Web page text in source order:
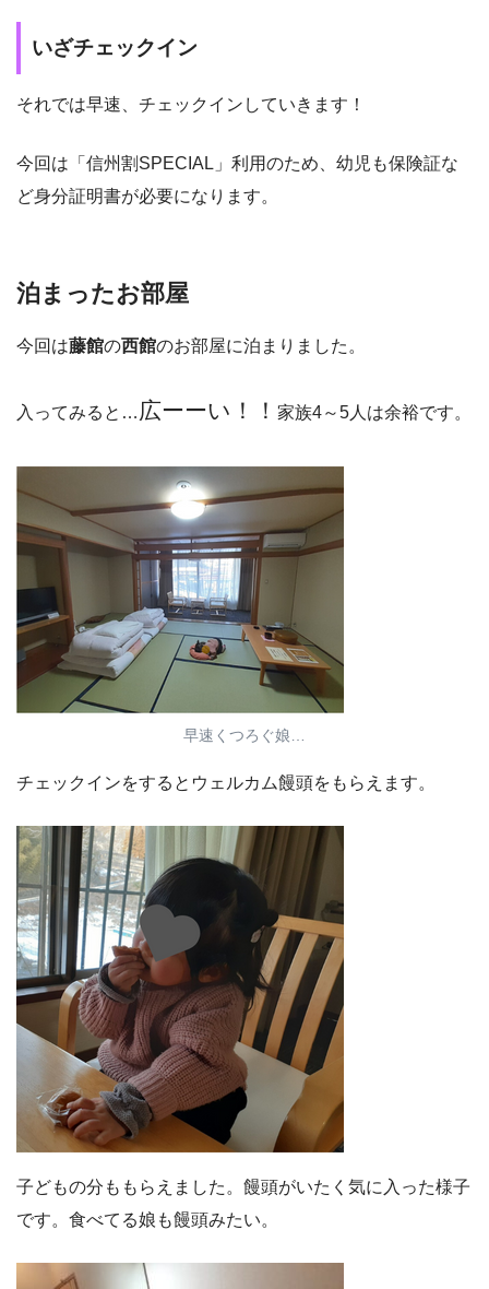
いざチェックイン
それでは早速、チェックインしていきます！
今回は「信州割SPECIAL」利用のため、幼児も保険証な
ど身分証明書が必要になります。
泊まったお部屋
今回は藤館の西館のお部屋に泊まりました。
入ってみると… 広ーーい！！ 家族4～5人は余裕です。
早速くつろぐ娘…
チェックインをするとウェルカム饅頭をもらえます。
子どもの分ももらえました。饅頭がいたく気に入った様子
です。食べてる娘も饅頭みたい。